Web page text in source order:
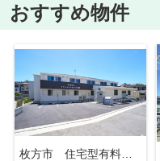
おすすめ物件
枚方市 住宅型有料老人ホーム 一棟貸し